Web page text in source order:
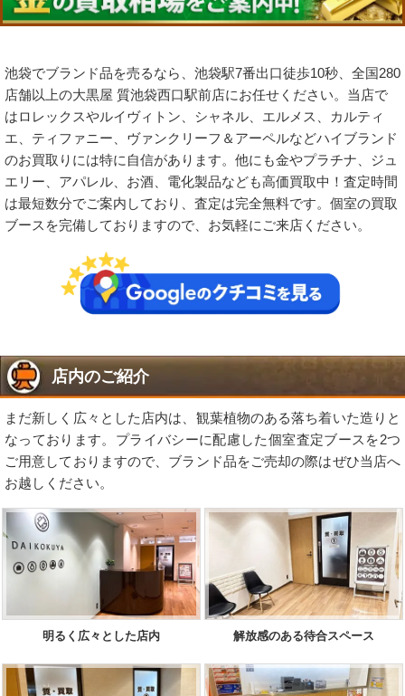
池袋でブランド品を売るなら、池袋駅7番出口徒歩10秒、全国280
店舗以上の大黒屋 質池袋西口駅前店にお任せください。当店で
はロレックスやルイヴィトン、シャネル、エルメス、カルティ
エ、ティファニー、ヴァンクリーフ＆アーペルなどハイブランド
のお買取りには特に自信があります。他にも金やプラチナ、ジュ
エリー、アパレル、お酒、電化製品なども高価買取中！査定時間
は最短数分でご案内しており、査定は完全無料です。個室の買取
ブースを完備しておりますので、お気軽にご来店ください。
店内のご紹介
まだ新しく広々とした店内は、観葉植物のある落ち着いた造りと
なっております。プライバシーに配慮した個室査定ブースを2つ
ご用意しておりますので、ブランド品をご売却の際はぜひ当店へ
お越しください。
明るく広々とした店内 解放感のある待合スペース